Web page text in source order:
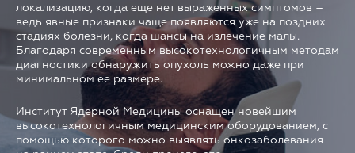
локализацию, когда еще нет выраженных симптомов –
ведь явные признаки чаще появляются уже на поздних
стадиях болезни, когда шансы на излечение малы.
Благодаря современным высокотехнологичным методам
диагностики обнаружить опухоль можно даже при
минимальном ее размере.
Институт Ядерной Медицины оснащен новейшим
высокотехнологичным медицинским оборудованием, с
помощью которого можно выявлять онкозаболевания